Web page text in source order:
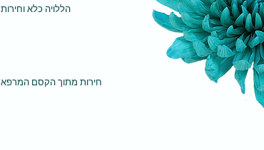
הללויה כלא וחירות
חירות מתוך הקסם המרפא